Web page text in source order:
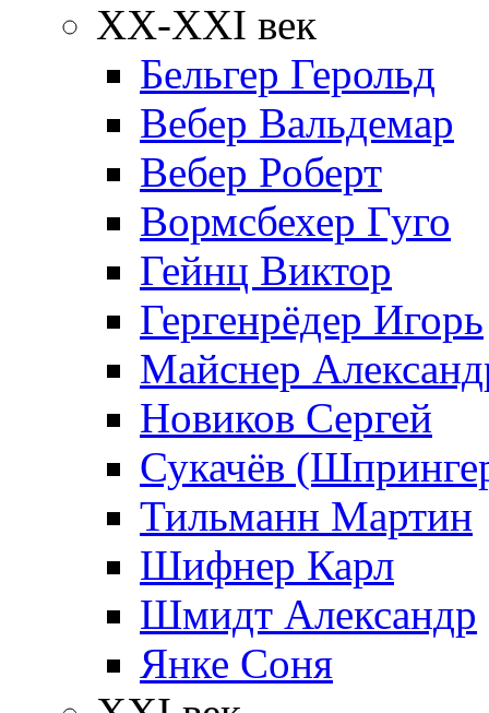
ХХ-XXI век
Бельгер Герольд
Вебер Вальдемар
Вебер Роберт
Вормсбехер Гуго
Гейнц Виктор
Гергенрёдер Игорь
Майснер
Новиков Сергей
Сукачёв
Тильманн Мартин
Шифнер Карл
Шмидт Александр
Янке Соня